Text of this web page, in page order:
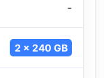
-
2 x 240 GB